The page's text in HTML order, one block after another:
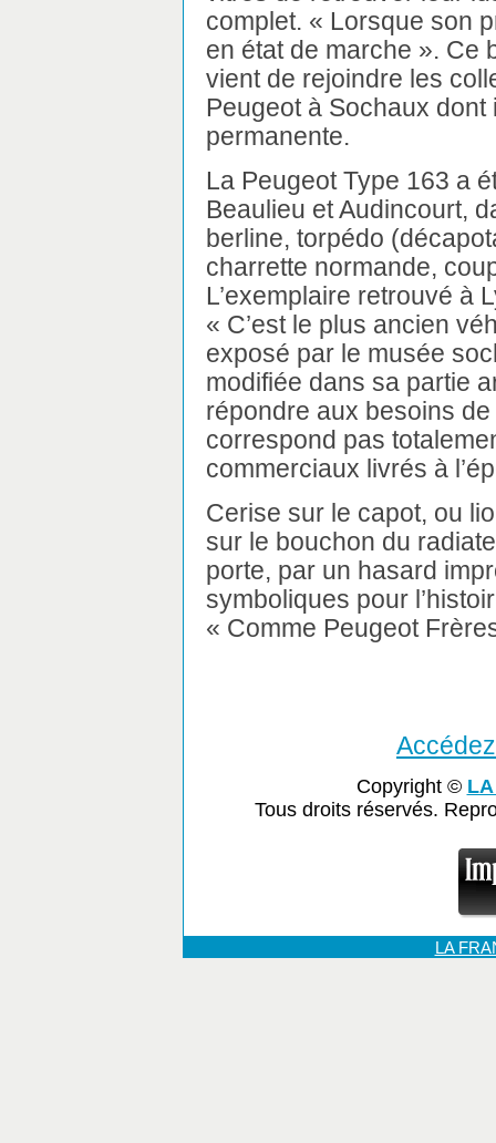
complet. « Lorsque son
en état de marche ». Ce
vient de rejoindre les
Peugeot à Sochaux
permanente.
La Peugeot Type 163 a
Beaulieu et Audincourt,
berline, torpédo
charrette normande,
L’exemplaire retrouvé à
« C’est le plus ancien
exposé par le musée
modifiée dans sa partie
répondre aux besoins
correspond pas
commerciaux livrés à
Cerise sur le capot, ou
sur le bouchon du
porte, par un hasard
symboliques pour
« Comme Peugeot
Copyright ©
Tous droits réservés.
LA